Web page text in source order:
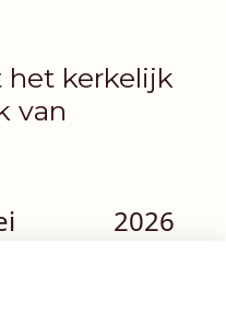
kerkelijk
van
2026